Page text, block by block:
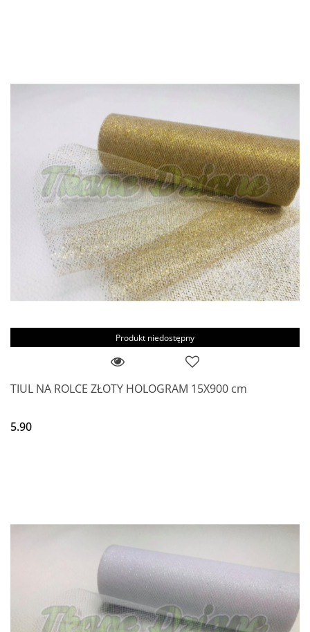
Produkt niedostępny
TIUL NA ROLCE ZŁOTY HOLOGRAM 15X900 cm
5.90